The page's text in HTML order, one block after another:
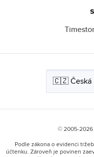
© 2005-2026
Podle zákona o evidenci
účtenku. Zároveň je povinen